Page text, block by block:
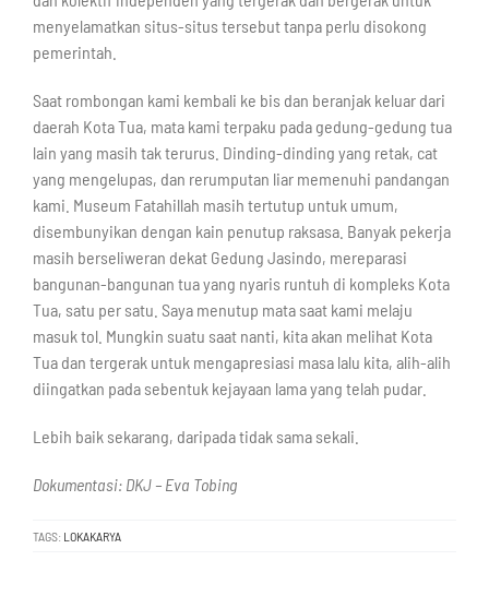
menyelamatkan situs-situs tersebut tanpa perlu disokong
pemerintah.
Saat rombongan kami kembali ke bis dan beranjak keluar dari
daerah Kota Tua, mata kami terpaku pada gedung-gedung tua
lain yang masih tak terurus. Dinding-dinding yang retak, cat
yang mengelupas, dan rerumputan liar memenuhi pandangan
kami. Museum Fatahillah masih tertutup untuk umum,
disembunyikan dengan kain penutup raksasa. Banyak pekerja
masih berseliweran dekat Gedung Jasindo, mereparasi
bangunan-bangunan tua yang nyaris runtuh di kompleks Kota
Tua, satu per satu. Saya menutup mata saat kami melaju
masuk tol. Mungkin suatu saat nanti, kita akan melihat Kota
Tua dan tergerak untuk mengapresiasi masa lalu kita, alih-alih
diingatkan pada sebentuk kejayaan lama yang telah pudar.
Lebih baik sekarang, daripada tidak sama sekali.
Dokumentasi: DKJ – Eva Tobing
TAGS: LOKAKARYA